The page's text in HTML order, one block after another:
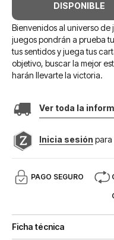
DISPONIBLE
Bienvenidos al universo de
juegos pondrán a prueba
tus sentidos y juega tus
objetivo, buscar la mejor
harán llevarte la victoria.
Ver toda la
Inicia sesión para
PAGO SEGURO
Ficha técnica